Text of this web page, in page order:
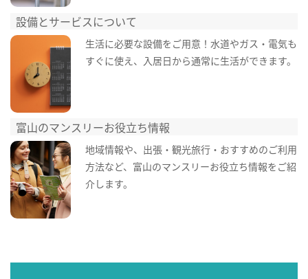
設備とサービスについて
生活に必要な設備をご用意！水道やガス・電気も
すぐに使え、入居日から通常に生活ができます。
富山のマンスリーお役立ち情報
地域情報や、出張・観光旅行・おすすめのご利用
方法など、富山のマンスリーお役立ち情報をご紹
介します。